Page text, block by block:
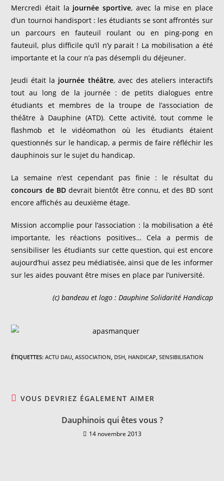
Mercredi était la journée sportive, avec la mise en place
d’un tournoi handisport : les étudiants se sont affrontés sur
un parcours en fauteuil roulant ou en ping-pong en
fauteuil, plus difficile qu’il n’y parait ! La mobilisation a été
importante et la cour n’a pas désempli du déjeuner.
Jeudi était la journée théâtre, avec des ateliers interactifs
tout au long de la journée : de petits dialogues entre
étudiants et membres de la troupe de l’association de
théâtre à Dauphine (ATD). Cette activité, tout comme le
flashmob et le vidéomathon où les étudiants étaient
questionnés sur le handicap, a permis de faire réfléchir les
dauphinois sur le sujet du handicap.
La semaine n’est cependant pas finie : le résultat du
concours de BDdevrait bientôt être connu, et des BD sont
encore affichés au deuxième étage.
Mission accomplie pour l’association : la mobilisation a été
importante, les réactions positives… Cela a permis de
sensibiliser les étudiants sur cette question, qui est encore
aujourd’hui assez peu médiatisée, ainsi que de les informer
sur les aides pouvant être mises en place par l’université.
(c) bandeau et logo : Dauphine Solidarité Handicap
ÉTIQUETTES:ACTU DAU, ASSOCIATION, DSH, HANDICAP, SENSIBILISATION
VOUS DEVRIEZ ÉGALEMENT AIMER
Dauphinois qui êtes vous ?
14 novembre 2013